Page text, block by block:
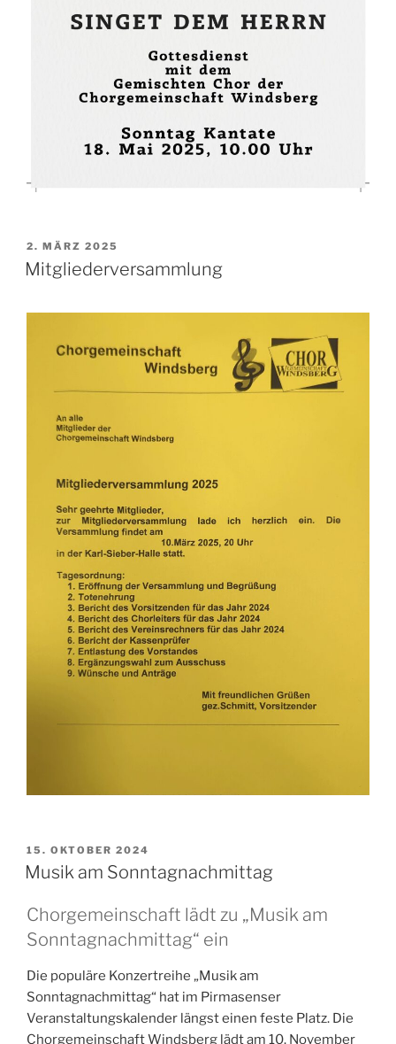
VERÖFFENTLICHT
AM
2. MÄRZ 2025
Mitgliederversammlung
VERÖFFENTLICHT
AM
15. OKTOBER 2024
Musik am Sonntagnachmittag
Chorgemeinschaft lädt zu „Musik am
Sonntagnachmittag“ ein
Die populäre Konzertreihe „Musik am
Sonntagnachmittag“ hat im Pirmasenser
Veranstaltungskalender längst einen feste Platz. Die
Chorgemeinschaft Windsberg lädt am 10. November